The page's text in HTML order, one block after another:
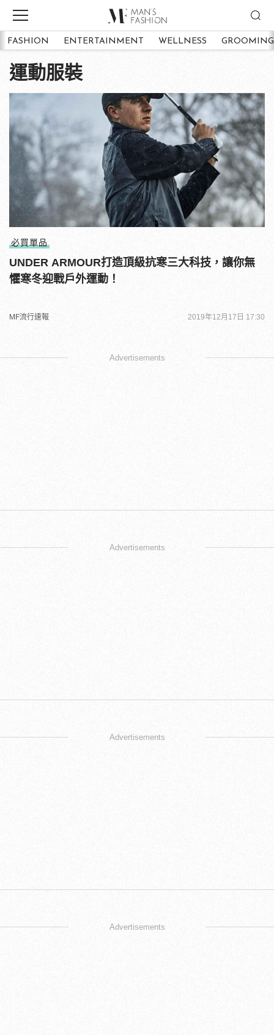
FASHION ENTERTAINMENT WELLNESS GROOMING
運動服裝
必買單品
UNDER ARMOUR打造頂級抗寒三大科技，讓你無
懼寒冬迎戰戶外運動！
MF流行速報 2019年12月17日 17:30
Advertisements
Advertisements
Advertisements
Advertisements